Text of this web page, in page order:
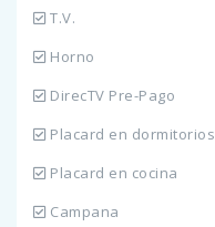
T.V.
Horno
DirecTV Pre-Pago
Placard en dormitorios
Placard en cocina
Campana